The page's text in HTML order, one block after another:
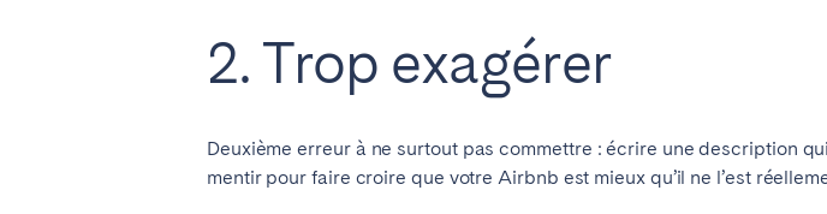
2. Trop exagérer
Deuxième erreur à ne surtout pas commettre : écrire une description
mentir pour faire croire que votre Airbnb est mieux qu’il ne l’est
El Hierro
Fuerteventura
SWITZERLAND